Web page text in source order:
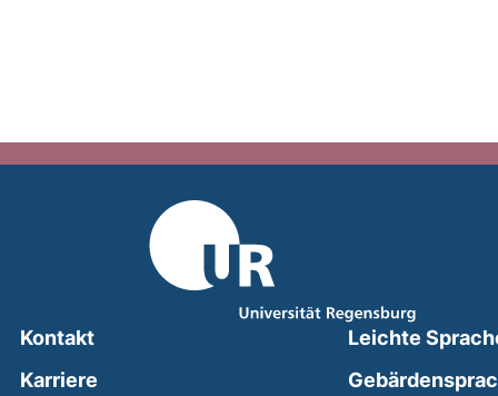
Kontakt
Karriere
Leichte